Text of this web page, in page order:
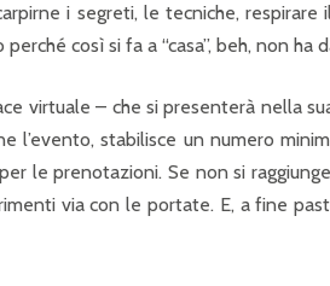
i segreti, le tecniche,
così si fa a “casa”, beh, non ha
virtuale – che si presenterà nella
l’evento, stabilisce un numero
le prenotazioni. Se non si
via con le portate. E, a fine